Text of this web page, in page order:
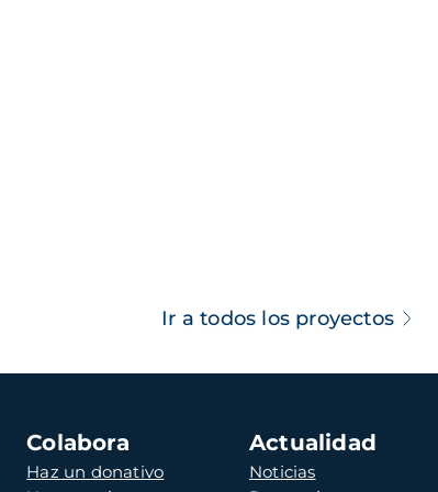
Ir a todos los proyectos
Colabora
Haz un donativo
Actualidad
Noticias